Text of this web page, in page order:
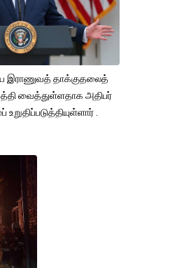
இராணுவத் தாக்குதலைத்
வைத்துள்ளதாக அதிபர்
.